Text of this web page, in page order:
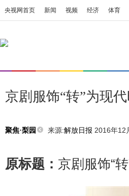
央视网首页 新闻 视频 经济 体育
京剧服饰“转”为现
聚焦·梨园 来源:解放日报 2016年12
原标题： 京剧服饰“